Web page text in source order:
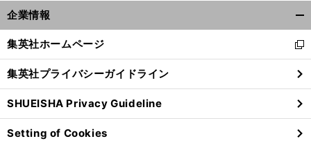
企業情報
閉
る
集英社ホームページ
新
し
い
ウ
ィ
ン
ド
集英社プライバシーガイドライン
SHUEISHA Privacy Guideline
Setting of Cookies